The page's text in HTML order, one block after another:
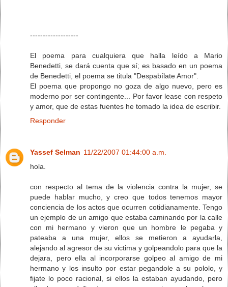
-------------------
El poema para cualquiera que halla leído a Mario
Benedetti, se dará cuenta que sí; es basado en un poema
de Benedetti, el poema se titula "Despabílate Amor".
El poema que propongo no goza de algo nuevo, pero es
moderno por ser contingente... Por favor lease con respeto
y amor, que de estas fuentes he tomado la idea de escribir.
Responder
Yassef Selman 11/22/2007 01:44:00 a.m.
hola.
con respecto al tema de la violencia contra la mujer, se
puede hablar mucho, y creo que todos tenemos mayor
conciencia de los actos que ocurren cotidianamente. Tengo
un ejemplo de un amigo que estaba caminando por la calle
con mi hermano y vieron que un hombre le pegaba y
pateaba a una mujer, ellos se metieron a ayudarla,
alejando al agresor de su victima y golpeandolo para que la
dejara, pero ella al incorporarse golpeo al amigo de mi
hermano y los insulto por estar pegandole a su pololo, y
fijate lo poco racional, si ellos la estaban ayudando, pero